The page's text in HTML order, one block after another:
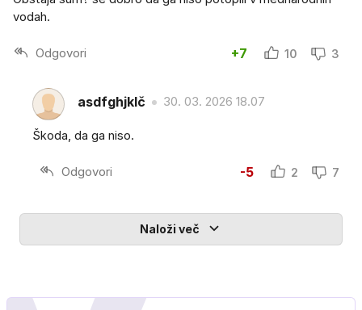
vodah.
Odgovori +7 10 3
asdfghjklč 30. 03. 2026 18.07
Škoda, da ga niso.
Odgovori -5 2 7
Naloži več